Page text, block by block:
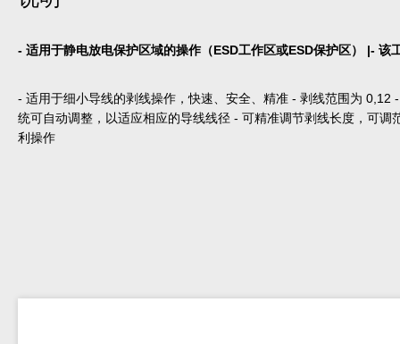
- 适用于静电放电保护区域的操作（ESD工作区或ESD保护区） |- 该
- 适用于细小导线的剥线操作，快速、安全、精准 - 剥线范围为 0,12
统可自动调整，以适应相应的导线线径 - 可精准调节剥线长度，可调
利操作